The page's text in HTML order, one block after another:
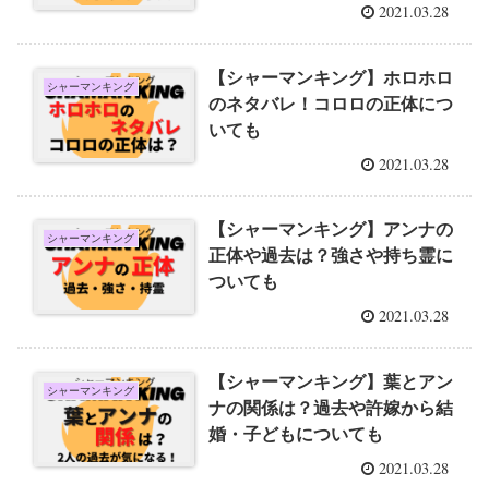
2021.03.28
シャーマンキング
【シャーマンキング】ホロホロ
のネタバレ！コロロの正体につ
いても
2021.03.28
シャーマンキング
【シャーマンキング】アンナの
正体や過去は？強さや持ち霊に
ついても
2021.03.28
シャーマンキング
【シャーマンキング】葉とアン
ナの関係は？過去や許嫁から結
婚・子どもについても
2021.03.28